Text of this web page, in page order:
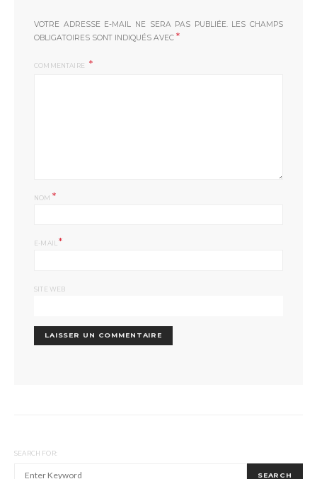
VOTRE ADRESSE E-MAIL NE SERA PAS PUBLIÉE. LES CHAMPS
OBLIGATOIRES SONT INDIQUÉS AVEC *
COMMENTAIRE
NOM *
E-MAIL *
SITE WEB
SEARCH FOR:
SEARCH